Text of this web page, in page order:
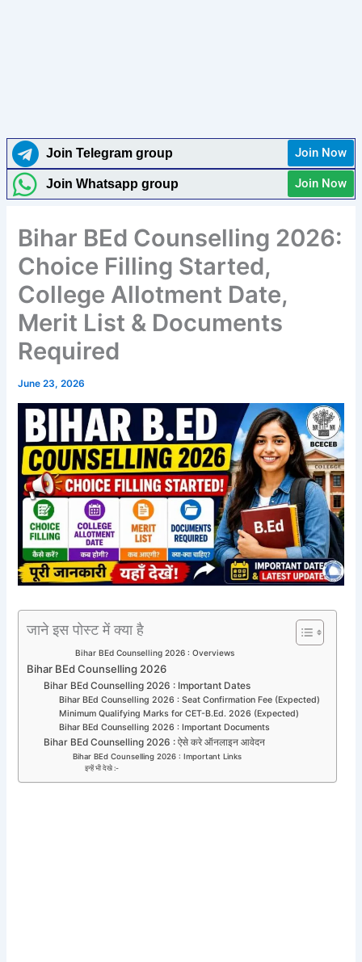
Join Telegram group Join Now
Join Whatsapp group Join Now
Bihar BEd Counselling 2026:
Choice Filling Started,
College Allotment Date,
Merit List & Documents
Required
June 23, 2026
जाने इस पोस्ट में क्या है
Bihar BEd Counselling 2026 : Overviews
Bihar BEd Counselling 2026
Bihar BEd Counselling 2026 : Important Dates
Bihar BEd Counselling 2026 : Seat Confirmation Fee (Expected)
Minimum Qualifying Marks for CET-B.Ed. 2026 (Expected)
Bihar BEd Counselling 2026 : Important Documents
Bihar BEd Counselling 2026 : ऐसे करे ऑनलाइन आवेदन
Bihar BEd Counselling 2026 : Important Links
इन्हें भी देखे :-